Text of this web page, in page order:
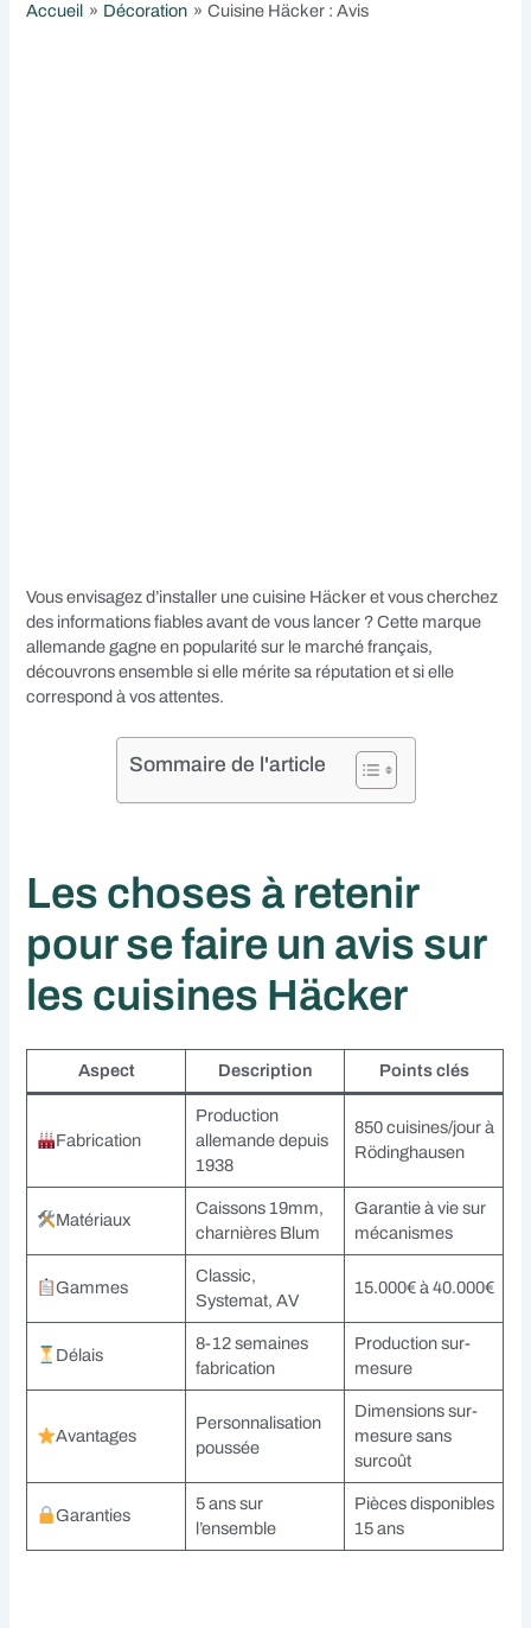
Accueil Décoration Cuisine Häcker : Avis
Vous envisagez d’installer une cuisine Häcker et vous cherchez
des informations fiables avant de vous lancer ? Cette marque
allemande gagne en popularité sur le marché français,
découvrons ensemble si elle mérite sa réputation et si elle
correspond à vos attentes.
Sommaire de l'article
Les choses à retenir
pour se faire un avis sur
les cuisines Häcker
Aspect Description Points clés
Fabrication
Production
allemande depuis
1938
850 cuisines/jour à
Rödinghausen
Matériaux
Caissons 19mm,
charnières Blum
Garantie à vie sur
mécanismes
Gammes
Classic,
Systemat, AV
15.000€ à 40.000€
Délais
8-12 semaines
fabrication
Production sur-
mesure
Avantages
Personnalisation
poussée
Dimensions sur-
mesure sans
surcoût
Garanties
5 ans sur
l’ensemble
Pièces disponibles
15 ans